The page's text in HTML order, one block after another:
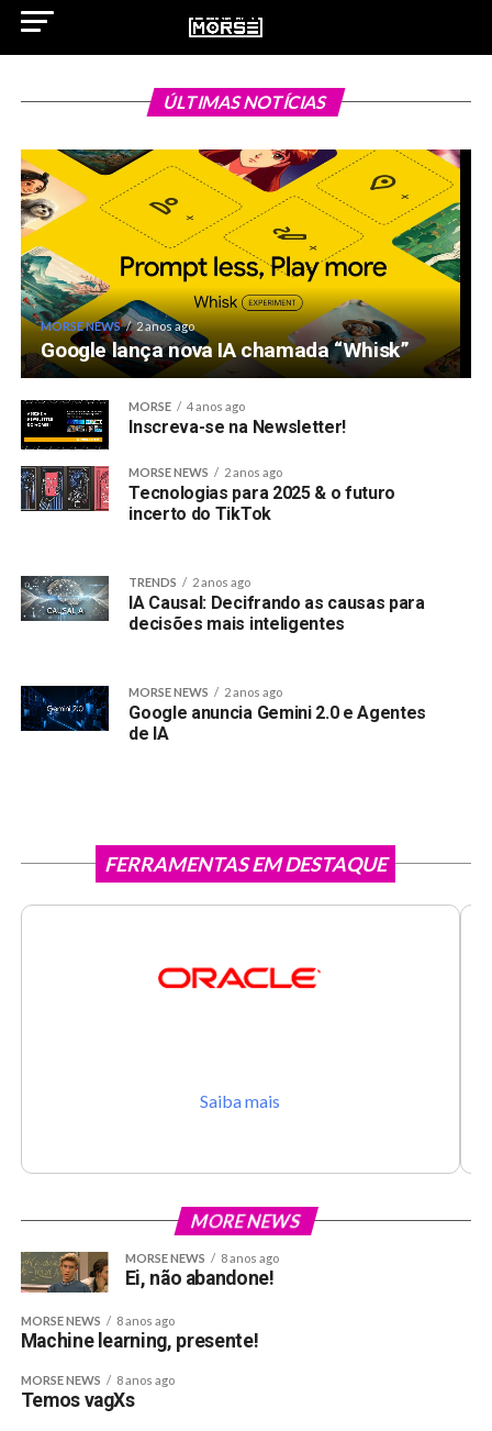
ÚLTIMAS NOTÍCIAS
O CEO da SAP: Transformação digital e IA.
MORSE NEWS 2 anos ago
Google lança nova IA chamada “Whisk”
MORSE 4 anos ago
Inscreva-se na Newsletter!
MORSE NEWS 2 anos ago
Tecnologias para 2025 & o futuro
incerto do TikTok
TRENDS 2 anos ago
IA Causal: Decifrando as causas para
decisões mais inteligentes
MORSE NEWS 2 anos ago
Google anuncia Gemini 2.0 e Agentes
de IA
FERRAMENTAS EM DESTAQUE
Saiba mais
MORE NEWS
MORSE NEWS 8 anos ago
Ei, não abandone!
MORSE NEWS 8 anos ago
Machine learning, presente!
MORSE NEWS 8 anos ago
Temos vagXs